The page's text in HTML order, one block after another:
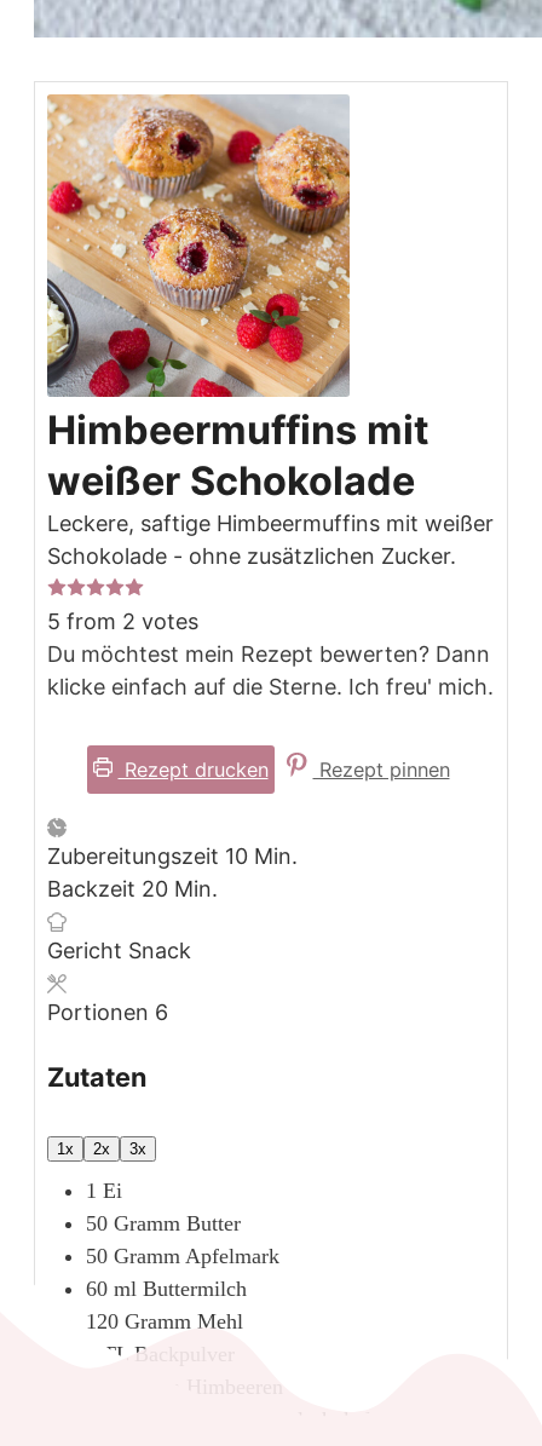
Himbeermuffins mit
weißer Schokolade
Leckere, saftige Himbeermuffins mit weißer
Schokolade - ohne zusätzlichen Zucker.
5 from 2 votes
Du möchtest mein Rezept bewerten? Dann
klicke einfach auf die Sterne. Ich freu' mich.
Rezept drucken Rezept pinnen
Zubereitungszeit 10Minuten
Min.
Backzeit 20Minuten
Min.
Gericht Snack
Portionen 6
Zutaten
1x 2x 3x
1 Ei
50 Gramm Butter
50 Gramm Apfelmark
60 ml Buttermilch
120 Gramm Mehl
TL Backpulver
Himbeeren
weiße Raspelschokolade